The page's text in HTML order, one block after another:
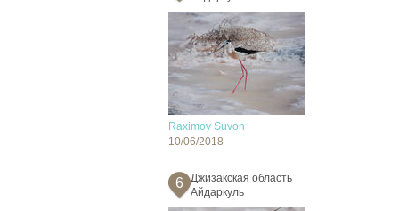
Raximov Suvon
10/06/2018
6
Джизакская область
Айдаркуль